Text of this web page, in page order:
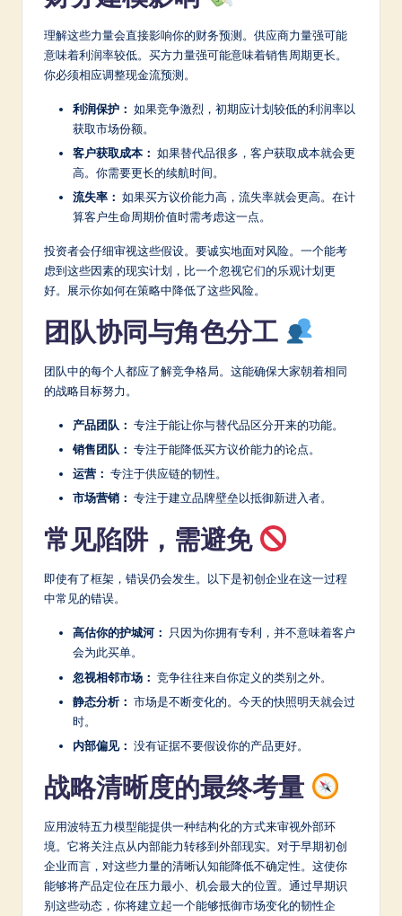
理解这些力量会直接影响你的财务预测。供应商力量强可能
意味着利润率较低。买方力量强可能意味着销售周期更长。
你必须相应调整现金流预测。
利润保护： 如果竞争激烈，初期应计划较低的利润率以
获取市场份额。
客户获取成本： 如果替代品很多，客户获取成本就会更
高。你需要更长的续航时间。
流失率： 如果买方议价能力高，流失率就会更高。在计
算客户生命周期价值时需考虑这一点。
投资者会仔细审视这些假设。要诚实地面对风险。一个能考
虑到这些因素的现实计划，比一个忽视它们的乐观计划更
好。展示你如何在策略中降低了这些风险。
团队协同与角色分工
团队中的每个人都应了解竞争格局。这能确保大家朝着相同
的战略目标努力。
产品团队： 专注于能让你与替代品区分开来的功能。
销售团队： 专注于能降低买方议价能力的论点。
运营： 专注于供应链的韧性。
市场营销： 专注于建立品牌壁垒以抵御新进入者。
常见陷阱，需避免
即使有了框架，错误仍会发生。以下是初创企业在这一过程
中常见的错误。
高估你的护城河： 只因为你拥有专利，并不意味着客户
会为此买单。
忽视相邻市场： 竞争往往来自你定义的类别之外。
静态分析： 市场是不断变化的。今天的快照明天就会过
时。
内部偏见： 没有证据不要假设你的产品更好。
战略清晰度的最终考量
应用波特五力模型能提供一种结构化的方式来审视外部环
境。它将关注点从内部能力转移到外部现实。对于早期初创
企业而言，对这些力量的清晰认知能降低不确定性。这使你
能够将产品定位在压力最小、机会最大的位置。通过早期识
别这些动态，你将建立起一个能够抵御市场变化的韧性企